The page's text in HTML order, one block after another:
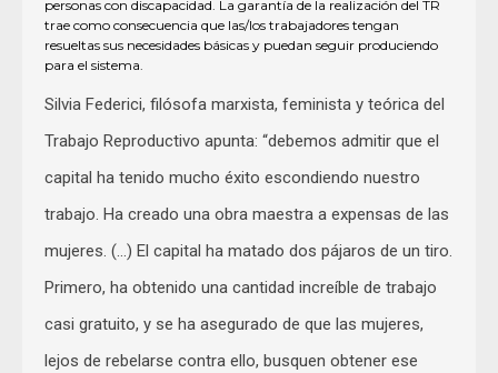
personas con discapacidad. La garantía de la realización del TR
trae como consecuencia que las/los trabajadores tengan
resueltas sus necesidades básicas y puedan seguir produciendo
para el sistema.
Silvia Federici, filósofa marxista, feminista y teórica del
Trabajo Reproductivo apunta: “debemos admitir que el
capital ha tenido mucho éxito escondiendo nuestro
trabajo. Ha creado una obra maestra a expensas de las
mujeres. (…) El capital ha matado dos pájaros de un tiro.
Primero, ha obtenido una cantidad increíble de trabajo
casi gratuito, y se ha asegurado de que las mujeres,
lejos de rebelarse contra ello, busquen obtener ese